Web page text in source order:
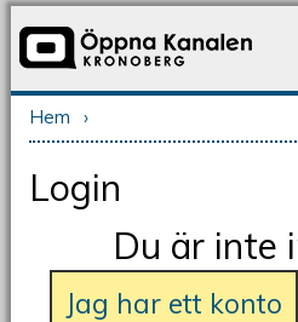
Du är här
Hem ›
Login
Du är inte
Jag har ett konto